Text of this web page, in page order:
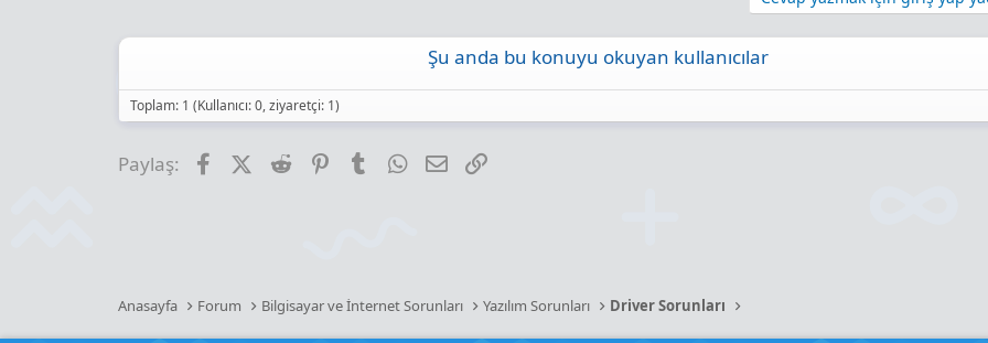
Şu anda bu konuyu okuyan kullanıcılar
Toplam: 1 (Kullanıcı: 0, ziyaretçi: 1)
Paylaş: FacebookX (Twitter)
Reddit PinterestTumblrWhatsApp
E-posta
Anasayfa Forum Bilgisayar ve İnternet Sorunları Yazılım Sorunları Driver Sorunları